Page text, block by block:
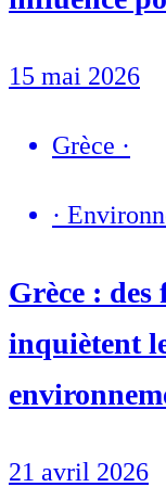
15 mai 2026
Grèce ·
·
Grèce : des
inquiètent
21 avril 2026